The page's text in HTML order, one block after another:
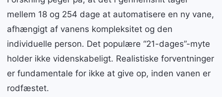
mellem 18 og 254 dage at automatisere en ny vane,
afhængigt af vanens kompleksitet og den
individuelle person. Det populære “21-dages”-myte
holder ikke videnskabeligt. Realistiske forventninger
er fundamentale for ikke at give op, inden vanen er
rodfæstet.